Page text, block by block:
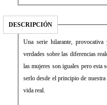
DESCRIPCIÓN
Una serie hilarante,
verdades sobre las diferencias
las mujeres son iguales pero esta
serlo desde el principio de
vida real.